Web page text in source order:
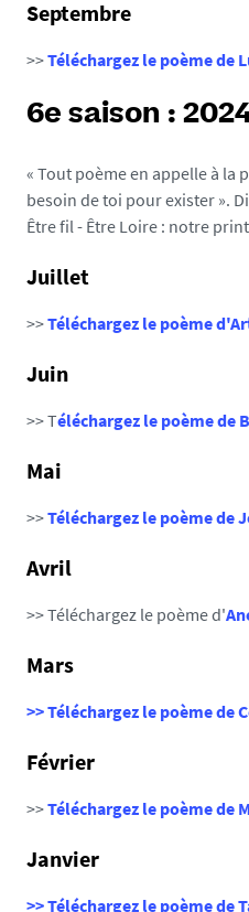
Le poème de
Janvier 2020
Téléchargez le poème
Septembre
>>Téléchargez le poème de
6e saison :
« Tout poème en appelle à la
besoin de toi pour exister ».
Être fil - Être Loire : notre
Juillet
>>Téléchargez le poème
Juin
>> Téléchargez le poème de
Mai
>>Téléchargez le poème de
Avril
>> Téléchargez le poème d'
Mars
>> Téléchargez le poème de
Février
>>Téléchargez le poème de
Janvier
>> Téléchargez le poème de